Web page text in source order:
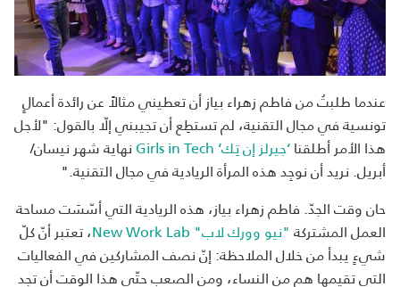
عندما طلبتُ من فاطم زهراء بياز أن تعطيني مثالاً عن رائدة أعمالٍ
تونسية في مجال التقنية، لم تستطِع أن تجيبني إلّا بالقول: "لأجل
هذا الأمر أطلقنا‘جيرلز إن تِك‘ Girls in Tech
نهاية شهر نيسان/
أبريل. نريد أن نوجِد هذه المرأة الريادية في مجال التقنية."
حان وقت الجدّ. فاطم زهراء بياز، هذه الريادية التي أسّسَت مساحة
العمل المشتركة"نيو وورك لاب" New Work Lab
، تعتبر أنّ كلّ
شيءٍ يبدأ من خلال الملاحظة: إنّ نصف المشاركين في الفعاليات
التي تقيمها هم من النساء، ومن الصعب حتّى هذا الوقت أن تجد